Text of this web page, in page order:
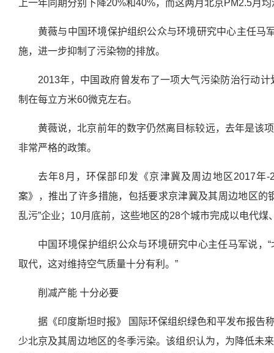
上一年同期分别下降20%和40%，而这两月北京PM2.5月
黄薇与中国环境保护组织公众与环境研究中心主任马
施，进一步抑制了污染物的排放。
2013年，中国政府曾发布了一项大气污染防治行动
制在每立方米60微克左右。
黄薇说，北京前年的数字仍然离目标较远，去年是该
非常严格的政策。
去年8月，环保部印发《京津冀及周边地区2017年
案》，推出了许多措施，包括要求京津冀及其周边地区的
乱污”企业；10月底前，这些地区的28个城市完成以电代煤
中国环境保护组织公众与环境研究中心主任马军说，
取代，这对维持空气质量十分有利。”
削减产能 十分必要
据《印度斯坦时报》 国际环保组织绿色和平发布报告
少北京及其周边地区的冬季污染。该组织认为，为降低未